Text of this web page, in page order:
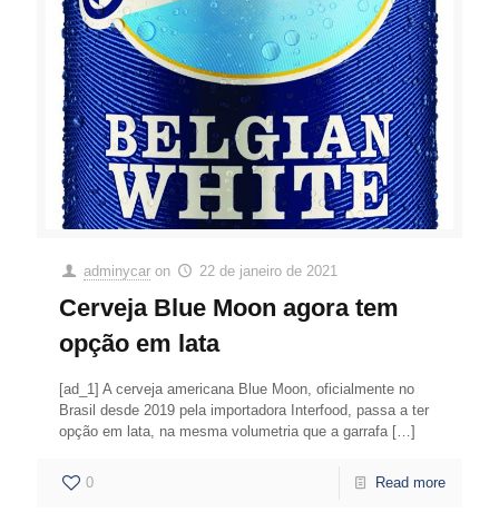
adminycar on 22 de janeiro de 2021
Cerveja Blue Moon agora tem
opção em lata
[ad_1] A cerveja americana Blue Moon, oficialmente no
Brasil desde 2019 pela importadora Interfood, passa a ter
opção em lata, na mesma volumetria que a garrafa […]
0 Read more